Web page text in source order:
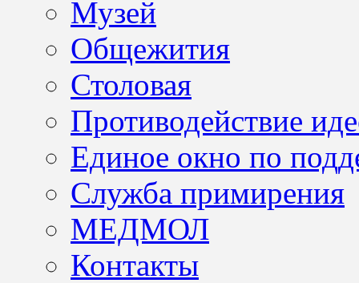
Музей
Общежития
Столовая
Противодействие
Единое окно по
Служба примирения
МЕДМОЛ
Контакты